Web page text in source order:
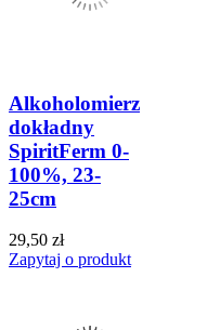
Alkoholomierz
dokładny
SpiritFerm 0-
100%, 23-
25cm
29,50 zł
Zapytaj o produkt